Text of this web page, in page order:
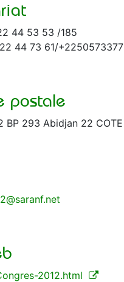
44 53 53 /185
44 73 61/
postale
BP 293 Abidjan 22 COTE
@saranf.net
2012.html